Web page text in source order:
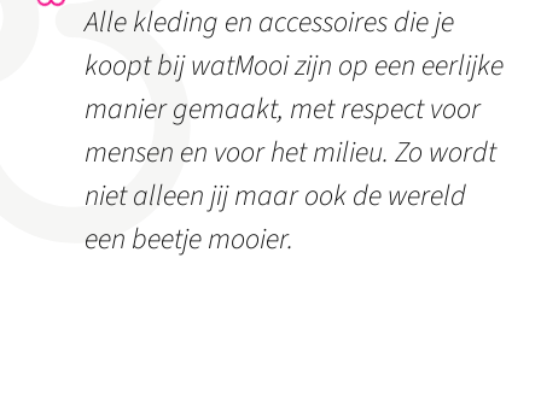
Alle kleding en accessoires die je
koopt bij watMooi zijn op een eerlijke
manier gemaakt, met respect voor
mensen en voor het milieu. Zo wordt
niet alleen jij maar ook de wereld
een beetje mooier.